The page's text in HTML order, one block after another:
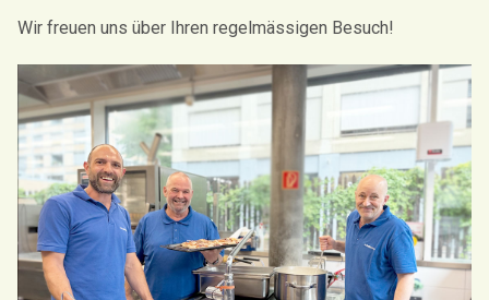
Wir freuen uns über Ihren regelmässigen Besuch!